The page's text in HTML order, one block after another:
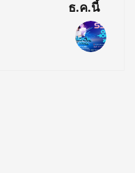
ธ.ค.นี้